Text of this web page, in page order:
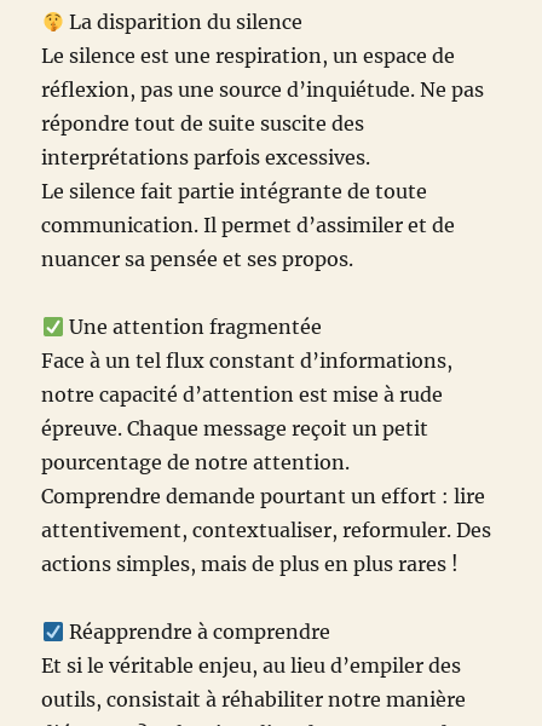
La disparition du silence
Le silence est une respiration, un espace de
réflexion, pas une source d’inquiétude. Ne pas
répondre tout de suite suscite des
interprétations parfois excessives.
Le silence fait partie intégrante de toute
communication. Il permet d’assimiler et de
nuancer sa pensée et ses propos.
Une attention fragmentée
Face à un tel flux constant d’informations,
notre capacité d’attention est mise à rude
épreuve. Chaque message reçoit un petit
pourcentage de notre attention.
Comprendre demande pourtant un effort : lire
attentivement, contextualiser, reformuler. Des
actions simples, mais de plus en plus rares !
Réapprendre à comprendre
Et si le véritable enjeu, au lieu d’empiler des
outils, consistait à réhabiliter notre manière